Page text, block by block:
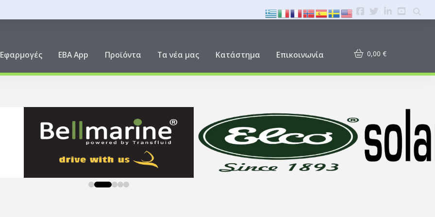
Εφαρμογές EBA App Προϊόντα Τα νέα μας Κατάστημα Επικοινωνία 0,00 €
0 1 2 3 4